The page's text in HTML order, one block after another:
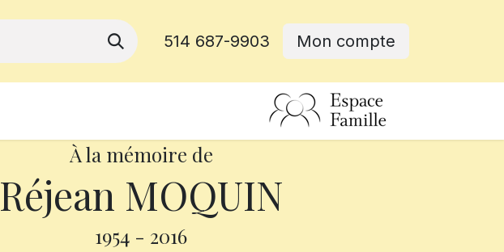
514 687-9903 Mon compte
À la mémoire de
Réjean MOQUIN
1954 - 2016